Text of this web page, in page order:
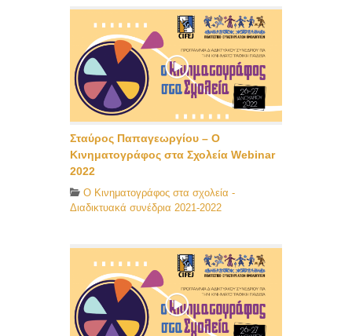
Σταύρος Παπαγεωργίου – Ο
Κινηματογράφος στα Σχολεία Webinar
2022
O Κινηματογράφος στα σχολεία -
Διαδικτυακά συνέδρια 2021-2022